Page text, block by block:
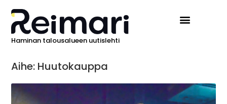
Haminan talousalueen uutislehti
Aihe: Huutokauppa